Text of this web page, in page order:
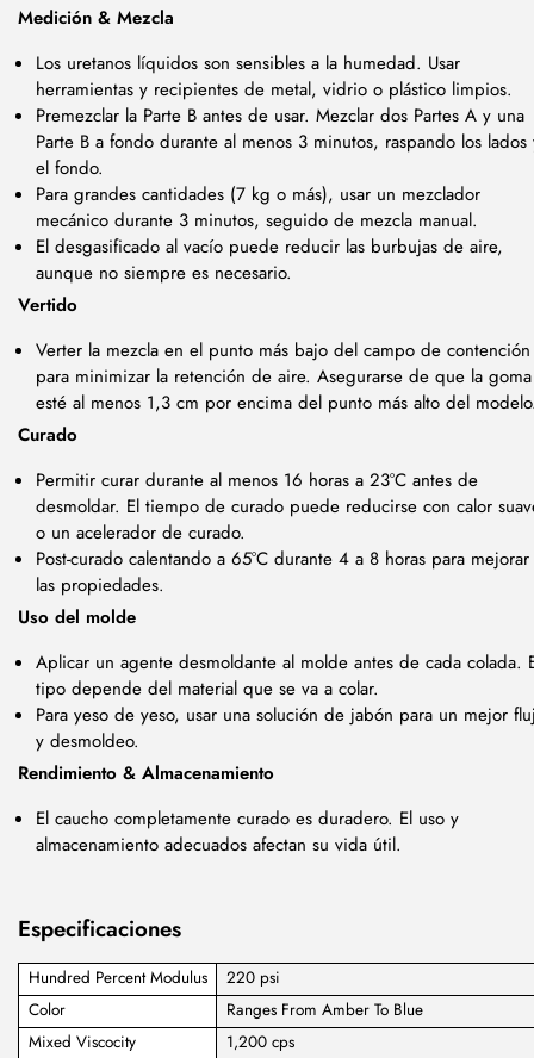
Medición & Mezcla
Los uretanos líquidos son sensibles a la humedad. Usar
herramientas y recipientes de metal, vidrio o plástico limpios.
Premezclar la Parte B antes de usar. Mezclar dos Partes A y una
Parte B a fondo durante al menos 3 minutos, raspando los lados
el fondo.
Para grandes cantidades (7 kg o más), usar un mezclador
mecánico durante 3 minutos, seguido de mezcla manual.
El desgasificado al vacío puede reducir las burbujas de aire,
aunque no siempre es necesario.
Vertido
Verter la mezcla en el punto más bajo del campo de contención
para minimizar la retención de aire. Asegurarse de que la goma
esté al menos 1,3 cm por encima del punto más alto del
Curado
Permitir curar durante al menos 16 horas a 23°C antes de
desmoldar. El tiempo de curado puede reducirse con calor
o un acelerador de curado.
Post-curado calentando a 65°C durante 4 a 8 horas para mejorar
las propiedades.
Uso del molde
Aplicar un agente desmoldante al molde antes de cada colada.
tipo depende del material que se va a colar.
Para yeso de yeso, usar una solución de jabón para un mejor
y desmoldeo.
Rendimiento & Almacenamiento
El caucho completamente curado es duradero. El uso y
almacenamiento adecuados afectan su vida útil.
Especificaciones
Hundred Percent Modulus
220 psi
Color
Ranges From Amber To Blue
Mixed Viscocity
1,200 cps